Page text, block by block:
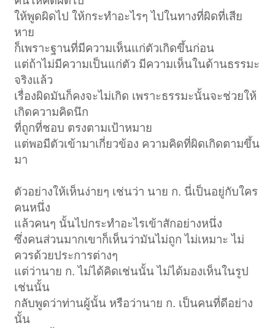
ให้พูดผิดไป ให้กระทำอะไรๆ ไปในทางที่ผิดที่เสีย
หาย
ก็เพราะฐานที่มีความเห็นแก่ตัวเกิดขึ้นก่อน
แต่ถ้าไม่มีความเป็นแก่ตัว มีความเห็นในด้านธรรมะ
จริงแล้ว
เรื่องผิดมันก็คงจะไม่เกิด เพราะธรรมะนั้นจะช่วยให้
เกิดความคิดนึก
ที่ถูกที่ชอบ ตรงตามเป้าหมาย
แต่พอมีตัวเข้ามาเกี่ยวข้อง ความคิดที่ผิดเกิดตามขึ้น
มา
ตัวอย่างให้เห็นง่ายๆ เช่นว่า นาย ก. นี่เป็นอยู่กับใคร
คนหนึ่ง
แล้วคนๆ นั้นไปกระทำอะไรเข้าสักอย่างหนึ่ง
ซึ่งคนส่วนมากเขาก็เห็นว่ามันไม่ถูก ไม่เหมาะ ไม่
ควรด้วยประการต่างๆ
แต่ว่านาย ก. ไม่ได้คิดเช่นนั้น ไม่ได้มองเห็นในรูป
เช่นนั้น
กลับพูดว่าท่านผู้นั้น หรือว่านาย ก. เป็นคนที่ดีอย่าง
นั้น